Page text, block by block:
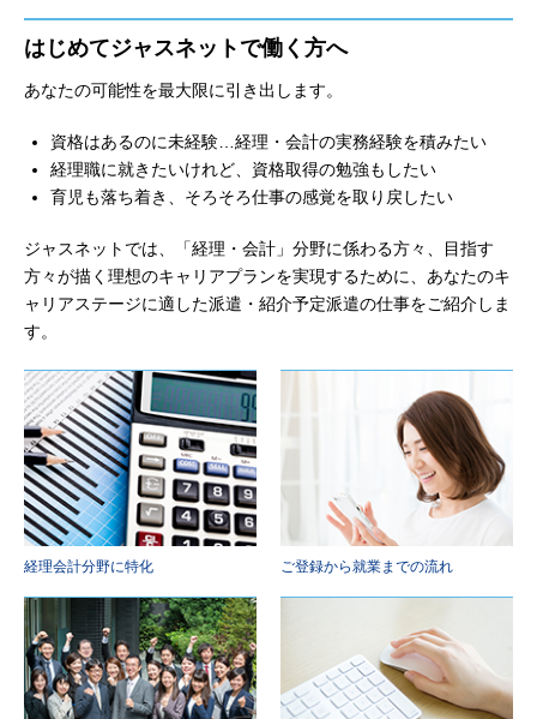
はじめてジャスネットで働く方へ
あなたの可能性を最大限に引き出します。
資格はあるのに未経験…経理・会計の実務経験を積みたい
経理職に就きたいけれど、資格取得の勉強もしたい
育児も落ち着き、そろそろ仕事の感覚を取り戻したい
ジャスネットでは、「経理・会計」分野に係わる方々、目指す
方々が描く理想のキャリアプランを実現するために、あなたのキ
ャリアステージに適した派遣・紹介予定派遣の仕事をご紹介しま
す。
経理会計分野に特化 ご登録から就業までの流れ